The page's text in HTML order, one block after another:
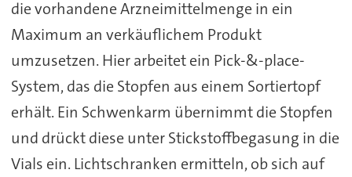
die vorhandene Arzneimittelmenge in ein
Maximum an verkäuflichem Produkt
umzusetzen. Hier arbeitet ein Pick-&-place-
System, das die Stopfen aus einem Sortiertopf
erhält. Ein Schwenkarm übernimmt die Stopfen
und drückt diese unter Stickstoffbegasung in die
Vials ein. Lichtschranken ermitteln, ob sich auf